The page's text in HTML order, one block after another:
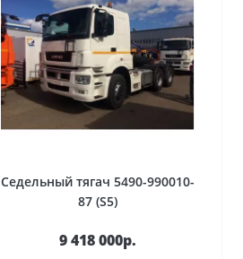
Седельный тягач 5490-990010-
87 (S5)
9 418 000р.